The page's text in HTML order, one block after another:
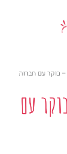
בוקר עם חברות
עם